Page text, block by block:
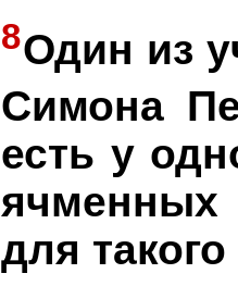
8Один из
Симона
есть у
для